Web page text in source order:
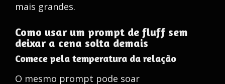
mais grandes.
Como usar um prompt de fluff sem
deixar a cena solta demais
Comece pela temperatura da relação
O mesmo prompt pode soar